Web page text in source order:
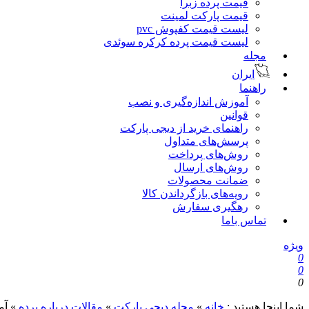
قیمت پرده زبرا
قیمت پارکت لمینت
لیست قیمت کفپوش pvc
لیست قیمت پرده کرکره سوئدی
مجله
ایران
راهنما
آموزش اندازه‌گیری و نصب
قوانین
راهنمای خرید از دیجی پارکت
پرسش‌های متداول
روش‌های پرداخت
روش‌های ارسال
ضمانت محصولات
رویه‌های بازگرداندن کالا
رهگیری سفارش
تماس باما
ویژه
0
0
0
شما اینجا هستید : خانه » مجله دیجی پارکت » مقالات درباره پرده »